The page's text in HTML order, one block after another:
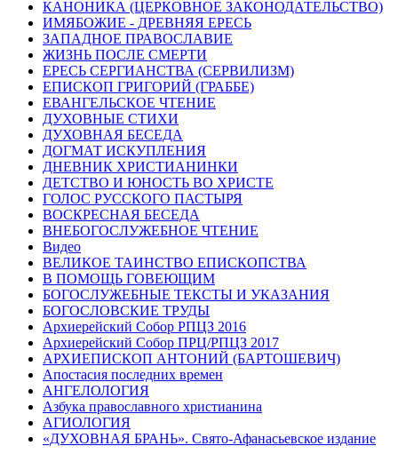
КАНОНИКА (ЦЕРКОВНОЕ ЗАКОНОДАТЕЛЬСТВО)
ИМЯБОЖИЕ - ДРЕВНЯЯ ЕРЕСЬ
ЗАПАДНОЕ ПРАВОСЛАВИЕ
ЖИЗНЬ ПОСЛЕ СМЕРТИ
ЕРЕСЬ СЕРГИАНСТВА (СЕРВИЛИЗМ)
ЕПИСКОП ГРИГОРИЙ (ГРАББЕ)
ЕВАНГЕЛЬСКОЕ ЧТЕНИЕ
ДУХОВНЫЕ СТИХИ
ДУХОВНАЯ БЕСЕДА
ДОГМАТ ИСКУПЛЕНИЯ
ДНЕВНИК ХРИСТИАНИНКИ
ДЕТСТВО И ЮНОСТЬ ВО ХРИСТЕ
ГОЛОС РУССКОГО ПАСТЫРЯ
ВОСКРЕСНАЯ БЕСЕДА
ВНЕБОГОСЛУЖЕБНОЕ ЧТЕНИЕ
Видео
ВЕЛИКОЕ ТАИНСТВО ЕПИСКОПСТВА
В ПОМОЩЬ ГОВЕЮЩИМ
БОГОСЛУЖЕБНЫЕ ТЕКСТЫ И УКАЗАНИЯ
БОГОСЛОВСКИЕ ТРУДЫ
Архиерейский Собор РПЦЗ 2016
Архиерейский Собор ПРЦ/РПЦЗ 2017
АРХИЕПИСКОП АНТОНИЙ (БАРТОШЕВИЧ)
Апостасия последних времен
АНГЕЛОЛОГИЯ
Азбука православного христианина
АГИОЛОГИЯ
«ДУХОВНАЯ БРАНЬ». Свято-Афанасьевское издание